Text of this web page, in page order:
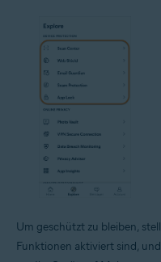
Um geschützt zu bleiben,
Funktionen aktiviert sind, und